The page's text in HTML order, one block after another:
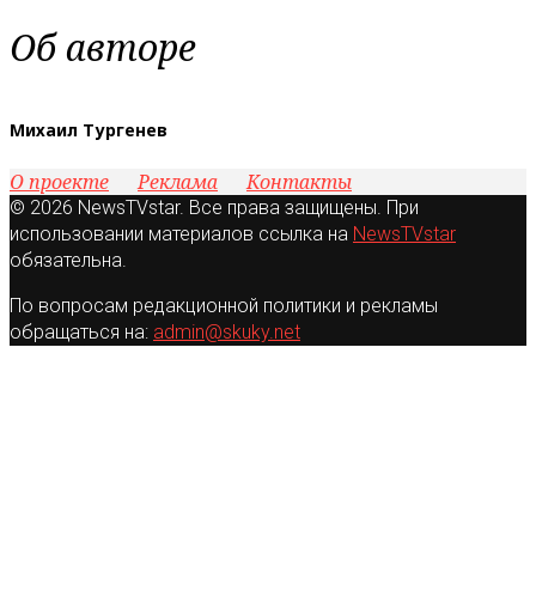
Об авторе
Михаил Тургенев
О проекте Реклама Контакты
© 2026 NewsTVstar. Все права защищены. При
использовании материалов ссылка на NewsTVstar
обязательна.
По вопросам редакционной политики и рекламы
обращаться на: admin@skuky.net